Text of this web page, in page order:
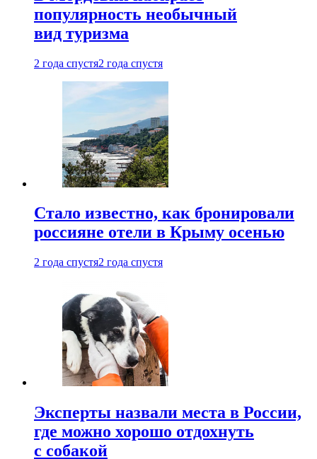
популярность необычный
вид туризма
2 года спустя2 года спустя
Стало известно, как бронировали
россияне отели в Крыму осенью
2 года спустя2 года спустя
Эксперты назвали места в России,
где можно хорошо отдохнуть
с собакой